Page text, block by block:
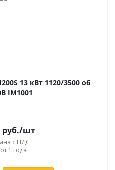
13 кВт 1120/3500 об
IM1001
руб./шт
с НДС
1 года